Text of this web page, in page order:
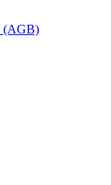
(AGB)